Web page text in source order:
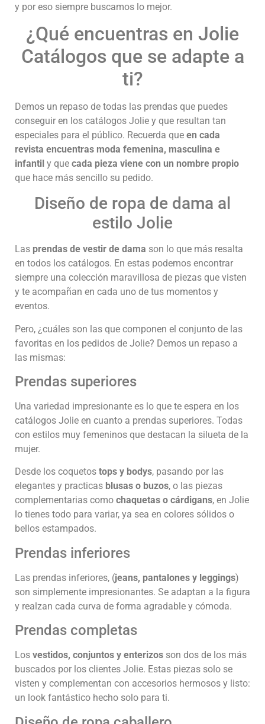
y por eso siempre buscamos lo mejor.
¿Qué encuentras en Jolie
Catálogos que se adapte a
ti?
Demos un repaso de todas las prendas que puedes
conseguir en los catálogos Jolie y que resultan tan
especiales para el público. Recuerda que en cada
revista encuentras moda femenina, masculina e
infantil y que cada pieza viene con un nombre propio
que hace más sencillo su pedido.
Diseño de ropa de dama al
estilo Jolie
Las prendas de vestir de dama son lo que más resalta
en todos los catálogos. En estas podemos encontrar
siempre una colección maravillosa de piezas que visten
y te acompañan en cada uno de tus momentos y
eventos.
Pero, ¿cuáles son las que componen el conjunto de las
favoritas en los pedidos de Jolie? Demos un repaso a
las mismas:
Prendas superiores
Una variedad impresionante es lo que te espera en los
catálogos Jolie en cuanto a prendas superiores. Todas
con estilos muy femeninos que destacan la silueta de la
mujer.
Desde los coquetos tops y bodys, pasando por las
elegantes y practicas blusas o buzos, o las piezas
complementarias como chaquetas o cárdigans, en Jolie
lo tienes todo para variar, ya sea en colores sólidos o
bellos estampados.
Prendas inferiores
Las prendas inferiores, (jeans, pantalones y leggings)
son simplemente impresionantes. Se adaptan a la figura
y realzan cada curva de forma agradable y cómoda.
Prendas completas
Los vestidos, conjuntos y enterizos son dos de los más
buscados por los clientes Jolie. Estas piezas solo se
visten y complementan con accesorios hermosos y listo:
un look fantástico hecho solo para ti.